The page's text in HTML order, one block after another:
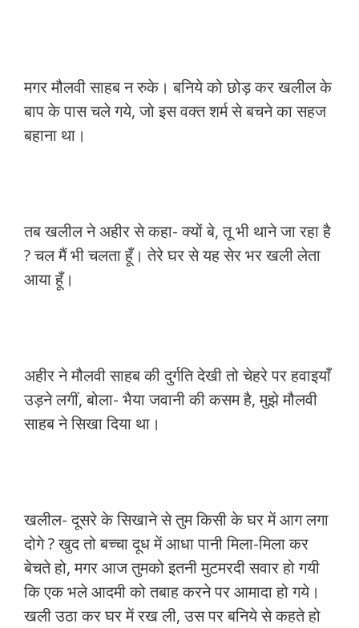
मगर मौलवी साहब न रुके। बनिये को छोड़ कर खलील के
बाप के पास चले गये, जो इस वक्त शर्म से बचने का सहज
बहाना था।
तब खलील ने अहीर से कहा- क्यों बे, तू भी थाने जा रहा है
? चल मैं भी चलता हूँ। तेरे घर से यह सेर भर खली लेता
आया हूँ।
अहीर ने मौलवी साहब की दुर्गति देखी तो चेहरे पर हवाइयाँ
उड़ने लगीं, बोला- भैया जवानी की कसम है, मुझे मौलवी
साहब ने सिखा दिया था।
खलील- दूसरे के सिखाने से तुम किसी के घर में आग लगा
दोगे ? खुद तो बच्चा दूध में आधा पानी मिला-मिला कर
बेचते हो, मगर आज तुमको इतनी मुटमरदी सवार हो गयी
कि एक भले आदमी को तबाह करने पर आमादा हो गये।
खली उठा कर घर में रख ली, उस पर बनिये से कहते हो